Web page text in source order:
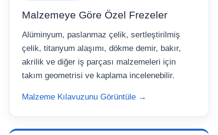
Malzemeye Göre Özel Frezeler
Alüminyum, paslanmaz çelik, sertleştirilmiş
çelik, titanyum alaşımı, dökme demir, bakır,
akrilik ve diğer iş parçası malzemeleri için
takım geometrisi ve kaplama incelenebilir.
Malzeme Kılavuzunu Görüntüle →